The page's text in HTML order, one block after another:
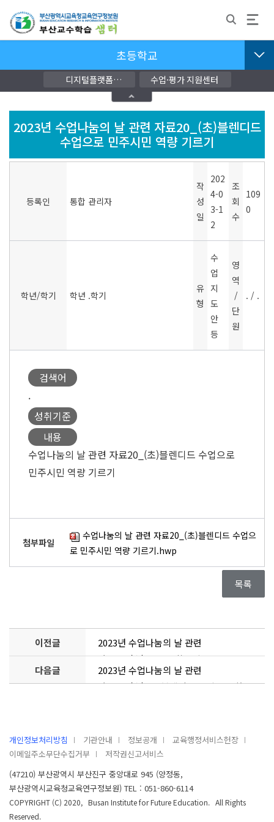
초등학교
디지털플랫폼
교단지원자료
수업·평가 지원센터
2023년 수업나눔의 날 관련 자료20_(초)블렌디드
수업으로 민주시민 역량 기르기
등록인 통합 관리자
작
성
일
202
4-0
3-1
2
조
회
수
109
0
학년/학기 학년 .학기
유
형
수
업
지
도
안
등
영
역
/
단
원
. / .
검색어
.
성취기준
내용
수업나눔의 날 관련 자료20_(초)블렌디드 수업으로
민주시민 역량 기르기
첨부파일
수업나눔의 날 관련 자료20_(초)블렌디드 수업으
로 민주시민 역량 기르기.hwp
목록
이전글
2023년 수업나눔의 날 관련
자료22_(초)ABM 융합수업으로
미래핵심역량 기르기(과학과를
다음글
2023년 수업나눔의 날 관련
자료19_(초)SW 블렌디드 수업을 통한
개인정보처리방침 기관안내 정보공개
교육행정서비스헌장
이메일주소무단수집거부
저작권신고서비스
(47210) 부산광역시 부산진구 중앙대로 945 (양정동,
부산광역시교육청교육연구정보원) TEL : 051-860-6114
COPYRIGHT (C) 2020, Busan Institute for Future Education. All Rights
Reserved.